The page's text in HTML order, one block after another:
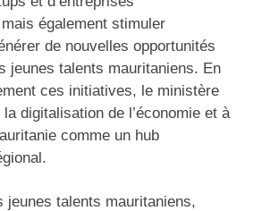
également stimuler
de nouvelles opportunités
jeunes talents mauritaniens. En
ces initiatives, le ministère
digitalisation de l’économie et à
comme un hub
jeunes talents mauritaniens,